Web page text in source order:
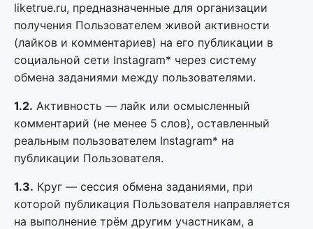
liketrue.ru, предназначенные для организации
получения Пользователем живой активности
(лайков и комментариев) на его публикации в
социальной сети Instagram* через систему
обмена заданиями между пользователями.
1.2. Активность — лайк или осмысленный
комментарий (не менее 5 слов), оставленный
реальным пользователем Instagram* на
публикации Пользователя.
1.3. Круг — сессия обмена заданиями, при
которой публикация Пользователя направляется
на выполнение трём другим участникам, а